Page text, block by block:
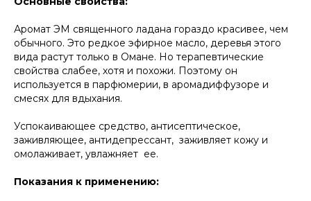
Аромат ЭМ священного ладана гораздо красивее, чем
обычного. Это редкое эфирное масло, деревья этого
вида растут только в Омане. Но терапевтические
свойства слабее, хотя и похожи. Поэтому он
используется в парфюмерии, в аромадиффузоре и
смесях для вдыхания.
Успокаивающее средство, антисептическое,
заживляющее, антидепрессант, заживляет кожу и
омолаживает, увлажняет ее.
Показания к применению: